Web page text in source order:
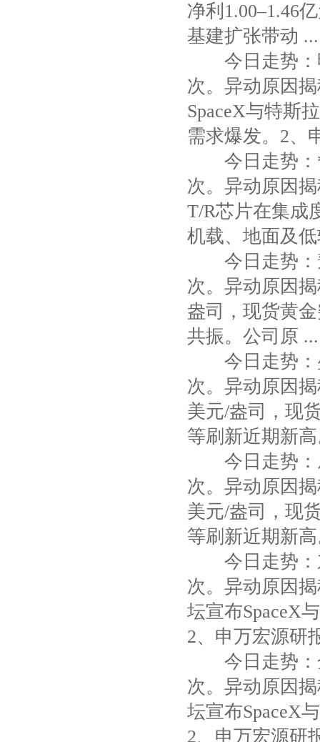
净利1.00–1.46
基建扩张带动 ...
今日走势：
次。异动原因
SpaceX与特斯
需求爆发。2、
今日走势：
次。异动原因
T/R芯片在集成
机载、地面及
今日走势：
次。异动原因
盎司，现货黄
共振。公司原 ...
今日走势：
次。异动原因
美元/盎司，现
等刷新近期新
今日走势：
次。异动原因
美元/盎司，现
等刷新近期新
今日走势：
次。异动原因
坛宣布SpaceX
2、申万宏源研
今日走势：
次。异动原因
坛宣布SpaceX
2、申万宏源研